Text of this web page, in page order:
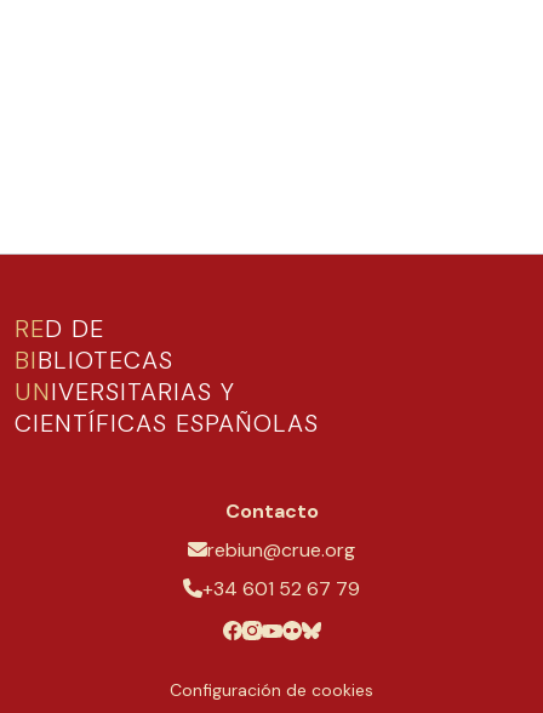
RED DE
BIBLIOTECAS
UNIVERSITARIAS Y
CIENTÍFICAS ESPAÑOLAS
Contacto
rebiun@crue.org
+34 601 52 67 79
Configuración de cookies